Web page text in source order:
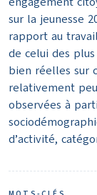
sur la jeunesse
rapport au
de celui des
bien réelles sur
relativement
observées à
d’activité,